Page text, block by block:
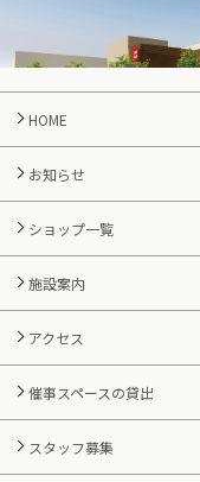
HOME
お知らせ
ショップ一覧
施設案内
アクセス
催事スペースの貸出
スタッフ募集